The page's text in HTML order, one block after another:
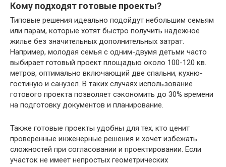
Кому подходят готовые проекты?
Типовые решения идеально подойдут небольшим семьям
или парам, которые хотят быстро получить надежное
жилье без значительных дополнительных затрат.
Например, молодая семья с одним-двумя детьми часто
выбирает готовый проект площадью около 100-120 кв.
метров, оптимально включающий две спальни, кухню-
гостиную и санузел. В таких случаях использование
готового проекта позволяет сэкономить до 30% времени
на подготовку документов и планирование.
Также готовые проекты удобны для тех, кто ценит
проверенные инженерные решения и хочет избежать
сложностей при согласовании и проектировании. Если
участок не имеет непростых геометрических